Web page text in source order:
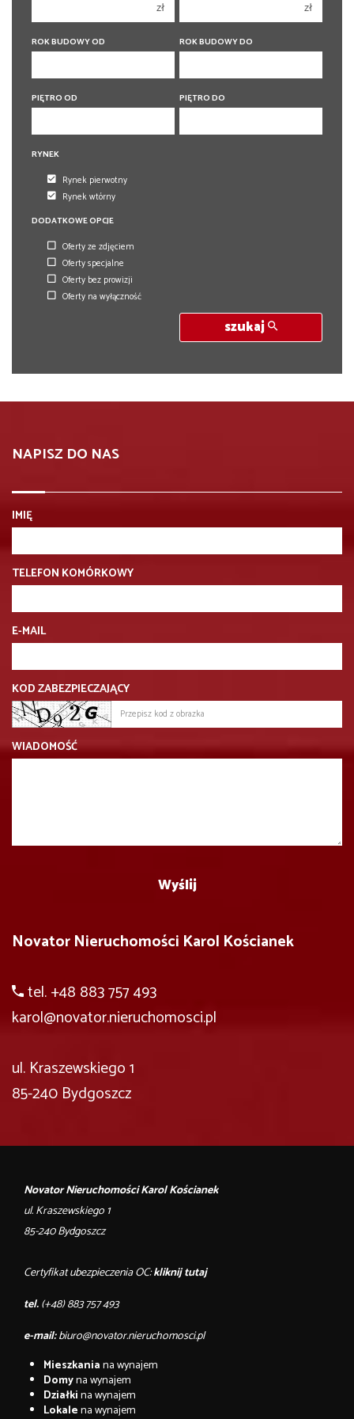
6 pokoi
6 pokoi
zł zł
ROK BUDOWY OD ROK BUDOWY DO
PIĘTRO OD PIĘTRO DO
RYNEK
Rynek pierwotny
Rynek wtórny
DODATKOWE OPCJE
Oferty ze zdjęciem
Oferty specjalne
Oferty bez prowizji
Oferty na wyłączność
szukaj
NAPISZ DO NAS
IMIĘ
TELEFON KOMÓRKOWY
E-MAIL
KOD ZABEZPIECZAJĄCY
WIADOMOŚĆ
Novator Nieruchomości Karol Kościanek
tel. +48 883 757 493
karol@novator.nieruchomosci.pl
ul. Kraszewskiego 1
85-240 Bydgoszcz
Novator Nieruchomości Karol Kościanek
ul. Kraszewskiego 1
85-240 Bydgoszcz
Certyfikat ubezpieczenia OC:kliknij tutaj
tel.(+48) 883 757 493
e-mail:biuro@novator.nieruchomosci.pl
Mieszkaniana wynajem
Domyna wynajem
Działkina wynajem
Lokalena wynajem